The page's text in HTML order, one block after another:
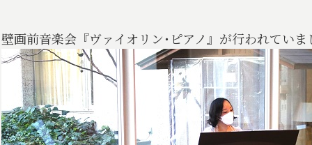
壁画前音楽会『ヴァイオリン･ピアノ』が行われていま